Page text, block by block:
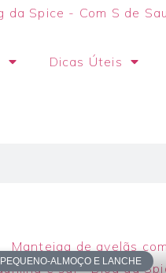
Dicas Úteis
PEQUENO-ALMOÇO E LANCHE